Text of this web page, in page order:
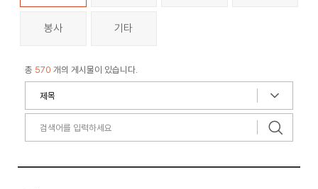
봉사 기타
총 570 개의 게시물이 있습니다.